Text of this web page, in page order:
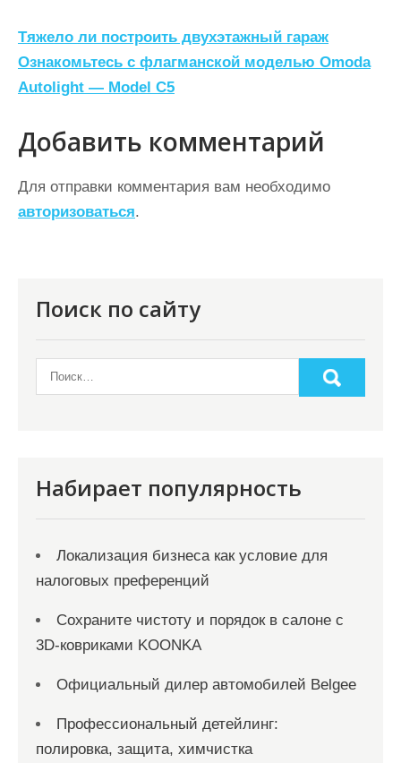
Н
а
в
и
г
а
ц
Тяжело ли построить двухэтажный гараж
Ознакомьтесь с флагманской моделью Omoda
Autolight — Model C5
Добавить комментарий
Для отправки комментария вам необходимо
авторизоваться.
Поиск по сайту
Набирает популярность
Локализация бизнеса как условие для
налоговых преференций
Сохраните чистоту и порядок в салоне с
3D-ковриками KOONKA
Официальный дилер автомобилей Belgee
Профессиональный детейлинг:
полировка, защита, химчистка